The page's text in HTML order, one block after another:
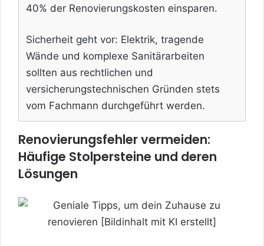
40% der Renovierungskosten einsparen.
Sicherheit geht vor: Elektrik, tragende
Wände und komplexe Sanitärarbeiten
sollten aus rechtlichen und
versicherungstechnischen Gründen stets
vom Fachmann durchgeführt werden.
Renovierungsfehler vermeiden:
Häufige Stolpersteine und deren
Lösungen